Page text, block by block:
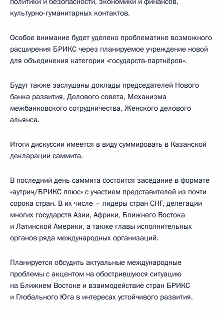
культурно-гуманитарных контактов.
Особое внимание будет уделено проблематике возможного
расширения БРИКС через планируемое учреждение новой
для объединения категории «государств-партнёров».
Будут также заслушаны доклады председателей Нового
банка развития, Делового совета, Механизма
межбанковского сотрудничества, Женского делового
альянса.
Итоги дискуссии имеется в виду суммировать в Казанской
декларации саммита.
В последний день саммита состоится заседание в формате
«аутрич/БРИКС плюс» с участием представителей из почти
сорока стран. В их числе – лидеры стран СНГ, делегации
многих государств Азии, Африки, Ближнего Востока
и Латинской Америки, а также главы исполнительных
органов ряда международных организаций.
Планируется обсудить актуальные международные
проблемы с акцентом на обострившуюся ситуацию
на Ближнем Востоке и взаимодействие стран БРИКС
и Глобального Юга в интересах устойчивого развития.